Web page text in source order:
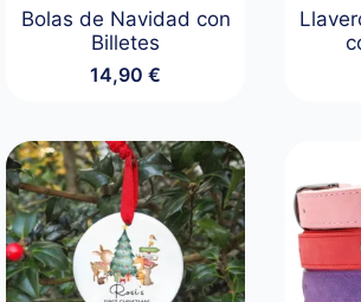
Bolas de Navidad con
Billetes
14,90€